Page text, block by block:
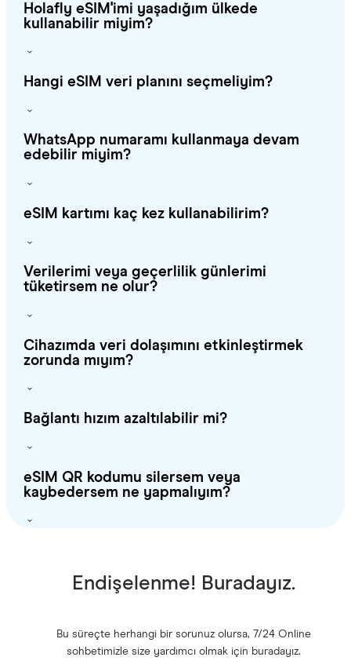
Holafly eSIM'imi yaşadığım ülkede
kullanabilir miyim?
Hangi eSIM veri planını seçmeliyim?
WhatsApp numaramı kullanmaya devam
edebilir miyim?
eSIM kartımı kaç kez kullanabilirim?
Verilerimi veya geçerlilik günlerimi
tüketirsem ne olur?
Cihazımda veri dolaşımını etkinleştirmek
zorunda mıyım?
Bağlantı hızım azaltılabilir mi?
eSIM QR kodumu silersem veya
kaybedersem ne yapmalıyım?
Endişelenme! Buradayız.
Bu süreçte herhangi bir sorunuz olursa, 7/24 Online
sohbetimizle size yardımcı olmak için buradayız.